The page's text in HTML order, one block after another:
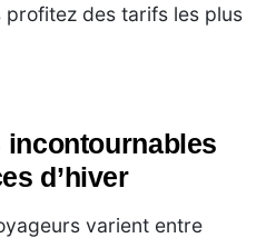
profitez des tarifs les plus
d’hiver
varient entre